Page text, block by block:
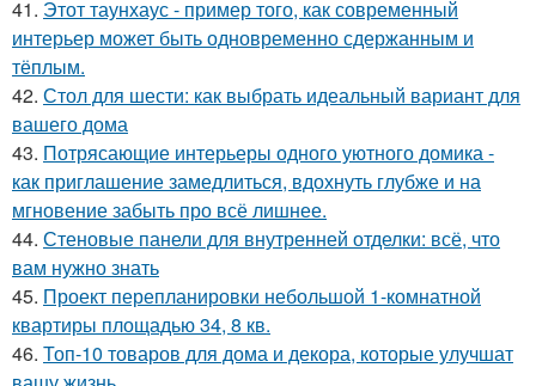
41. Этот таунхаус - пример того, как современный
интерьер может быть одновременно сдержанным и
тёплым.
42. Стол для шести: как выбрать идеальный вариант для
вашего дома
43. Потрясающие интерьеры одного уютного домика -
как приглашение замедлиться, вдохнуть глубже и на
мгновение забыть про всё лишнее.
44. Стеновые панели для внутренней отделки: всё, что
вам нужно знать
45. Проект перепланировки небольшой 1-комнатной
квартиры площадью 34, 8 кв.
46. Топ-10 товаров для дома и декора, которые улучшат